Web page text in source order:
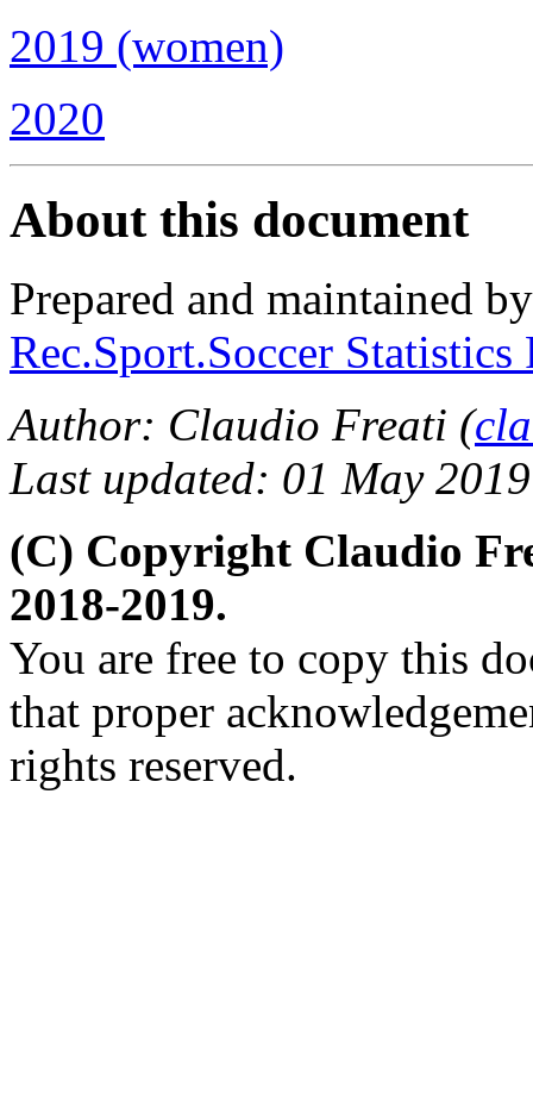
2019 (women)
2020
About this document
Prepared and maintained
Rec.Sport.Soccer
Author: Claudio Freati (
Last updated: 01 May 2019
(C) Copyright Claudio
2018-2019.
You are free to copy this
that proper
rights reserved.